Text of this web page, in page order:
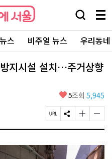
검
창
열
기
메
뉴
전
체
보
기
스 비주얼 뉴스 우리동
지시설 설치…주거상향
좋
요
5조회 5,945
페
이
U
R
S
N
공
글
자
기
크
글
자
기
작